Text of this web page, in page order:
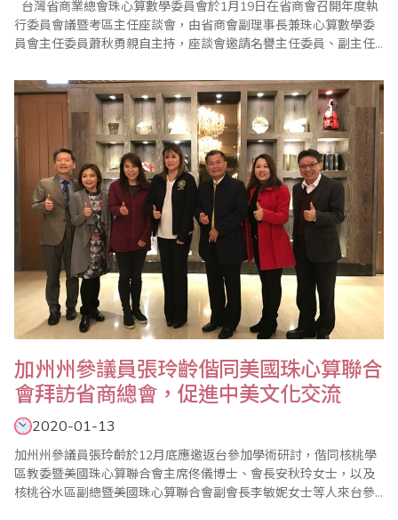
行委員會議暨考區主任座談會，由省商會副理事長兼珠心算數學委
員會主任委員蕭秋勇親自主持，座談會邀請名譽主任委員、副主任
與，討論2020年珠算推廣計畫，並研討珠算未來發展方向。 蕭副理
事長首先在致詞中表示感謝各位委員及老師們對省商會各項珠心算
推廣工作的大力支持與..
加州州參議員張玲齡偕同美國珠心算聯合
會拜訪省商總會，促進中美文化交流
2020-01-13
加州州參議員張玲齡於12月底應邀返台參加學術研討，偕同核桃學
區教委暨美國珠心算聯合會主席佟儀博士、會長安秋玲女士，以及
核桃谷水區副總暨美國珠心算聯合會副會長李敏妮女士等人來台參